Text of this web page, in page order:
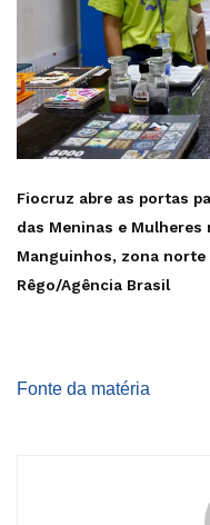
Fiocruz abre as portas
das Meninas e Mulheres
Manguinhos, zona norte
Rêgo/Agência Brasil
Fonte da matéria